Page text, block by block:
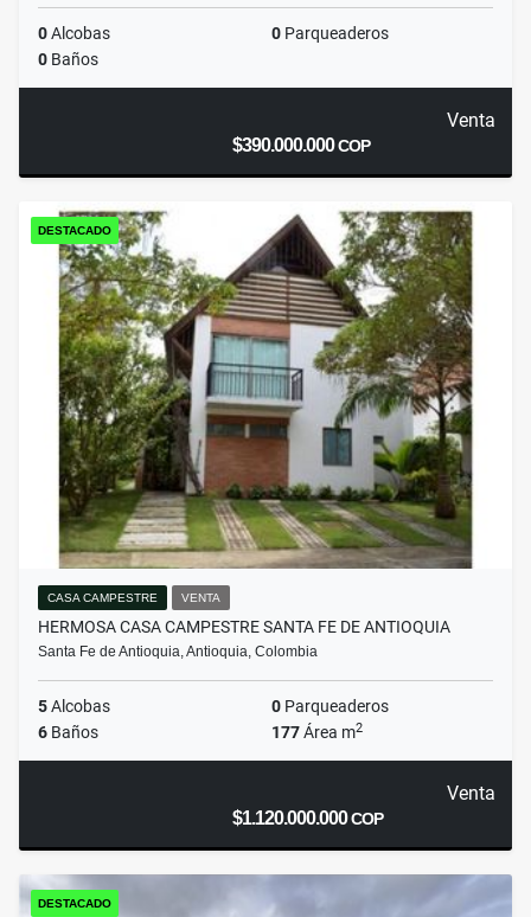
0Alcobas 0 Parqueaderos
0 Baños
Venta
$390.000.000COP
DESTACADO
CASA CAMPESTRE VENTA
HERMOSA CASA CAMPESTRE SANTA FE DE ANTIOQUIA
Santa Fe de Antioquia, Antioquia, Colombia
5Alcobas 0 Parqueaderos
6 Baños 177Área m2
Venta
$1.120.000.000COP
DESTACADO